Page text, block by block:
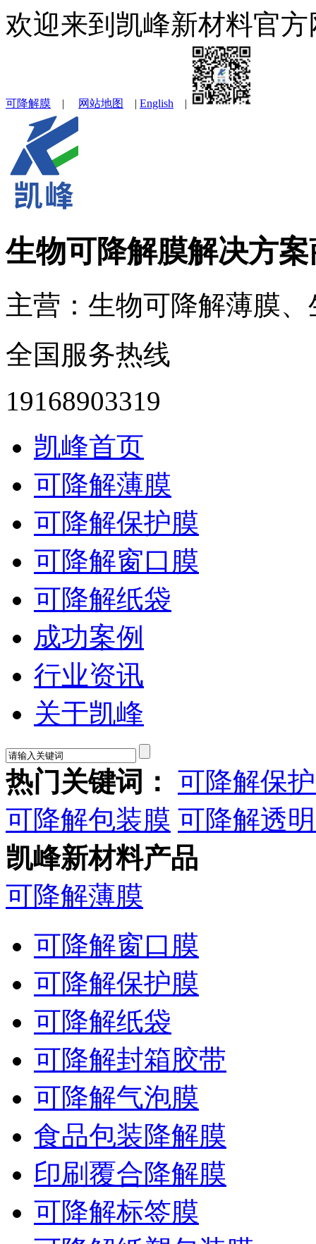
欢迎来到凯峰新材料官方
可降解膜 | 网站地图 | English |
生物可降解膜解决方案
主营：生物可降解薄膜
全国服务热线
19168903319
凯峰首页
可降解薄膜
可降解保护膜
可降解窗口膜
可降解纸袋
成功案例
行业资讯
关于凯峰
热门关键词： 可降解保
可降解包装膜 可降解透
凯峰新材料产品
可降解薄膜
可降解窗口膜
可降解保护膜
可降解纸袋
可降解封箱胶带
可降解气泡膜
食品包装降解膜
印刷覆合降解膜
可降解标签膜